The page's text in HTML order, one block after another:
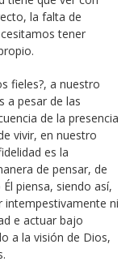
la falta de
tener
fieles?, a nuestro
a pesar de las
de la presencia
vivir, en nuestro
es la
de pensar, de
piensa, siendo así,
intempestivamente ni
e actuar bajo
a la visión de Dios,